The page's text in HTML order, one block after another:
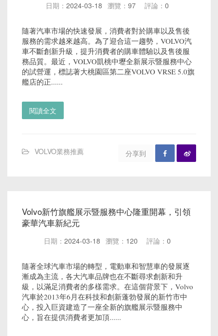
日期： 2024-03-18 瀏覽： 97 評論： 0
隨著汽車市場的快速發展，消費者對於購車以及售後
服務的需求越來越高。為了迎合這一趨勢，VOLVO汽
車不斷創新升級，提升消費者的購車體驗以及售後服
務品質。最近，VOLVO凱桃中壢全新展示暨服務中心
的試營運，標誌著大桃園區第二座VOLVO VRSE 5.0旗
艦店的正......
閱讀全文
VOLVO業務推薦 分享到
Volvo新竹旗艦展示暨服務中心隆重開幕，引領
豪華汽車新紀元
日期： 2024-03-18 瀏覽： 120 評論： 0
隨著全球汽車市場的轉型，電動車和智慧車的發展逐
漸成為主流，各大汽車品牌也在不斷尋求創新和升
級，以滿足消費者的多樣需求。在這個背景下，Volvo
汽車於2013年6月在科技和創新蓬勃發展的新竹市中
心，投入巨資建造了一座全新的旗艦展示暨服務中
心，旨在提供消費者更加頂......